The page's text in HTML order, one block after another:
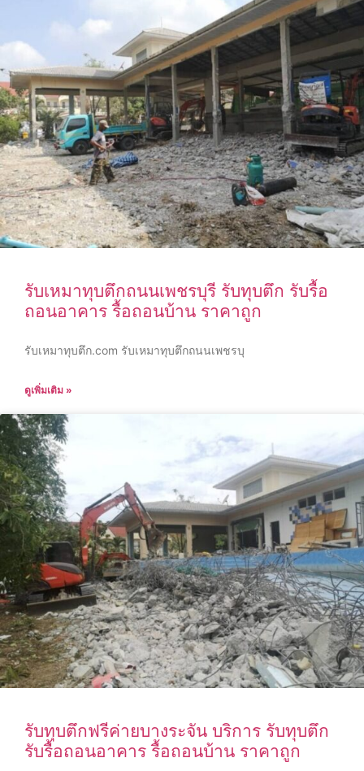
รับเหมาทุบตึกถนนเพชรบุรี รับทุบตึก รับรื้อ
ถอนอาคาร รื้อถอนบ้าน ราคาถูก
รับเหมาทุบตึก.com รับเหมาทุบตึกถนนเพชรบุ
ดูเพิ่มเติม »
รับทุบตึกฟรีค่ายบางระจัน บริการ รับทุบตึก
รับรื้อถอนอาคาร รื้อถอนบ้าน ราคาถูก